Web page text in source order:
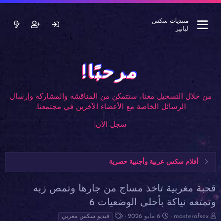
منتديات سكس
لبانيز
مرحبًا!
من خلال التسجيل معنا، ستتمكن من المناقشة والمشاركة وإرسال
الرسائل الخاصة مع الأعضاء الآخرين في مجتمعنا.
سجل الآن!
أفلام سكس عربية وأجنبية حصرية
قحبة مغربية تاخذ مساج من جارها وتمص زبه
وتمتعه نياكة بأحلى الوضعيات 6
بmasterofsex ت6 مايو 2026 فيديو سكس مغربي